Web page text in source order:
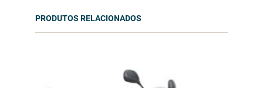
PRODUTOS RELACIONADOS